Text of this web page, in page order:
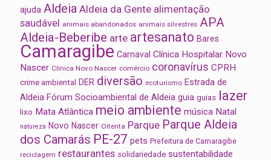
ajuda Aldeia Aldeia da Gente alimentação
saudável animais abandonados animais silvestres APA
Aldeia-Beberibe arte artesanato Bares
Camaragibe Carnaval Clínica Hospitalar Novo
Nascer Clínica Novo Nascer comércio coronavírus CPRH
crime ambiental DER diversão ecoturismo Estrada de
Aldeia Fórum Socioambiental de Aldeia guia guias lazer
lixo Mata Atlântica meio ambiente música Natal
natureza Novo Nascer Oitenta Parque Parque Aldeia
dos Camarás PE-27 pets Prefeitura de Camaragibe
reciclagem restaurantes solidariedade sustentabilidade